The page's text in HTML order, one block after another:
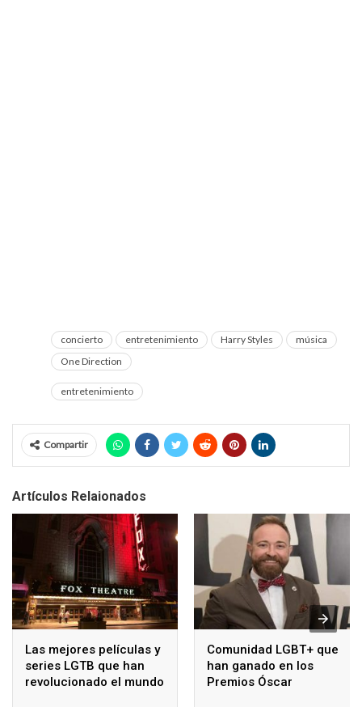
concierto entretenimiento Harry Styles
música
One Direction
entretenimiento
Compartir
Artículos Relaionados
Las mejores películas y
series LGTB que han
revolucionado el mundo
Comunidad LGBT+ que
han ganado en los
Premios Óscar